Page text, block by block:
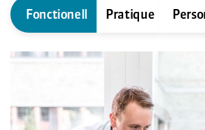
Fonctionell Pratique